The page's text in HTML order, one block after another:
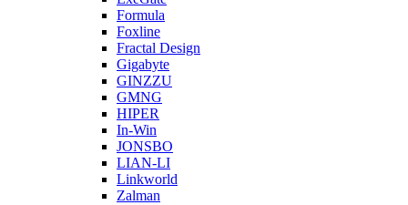
Formula
Foxline
Fractal Design
Gigabyte
GINZZU
GMNG
HIPER
In-Win
JONSBO
LIAN-LI
Linkworld
Zalman